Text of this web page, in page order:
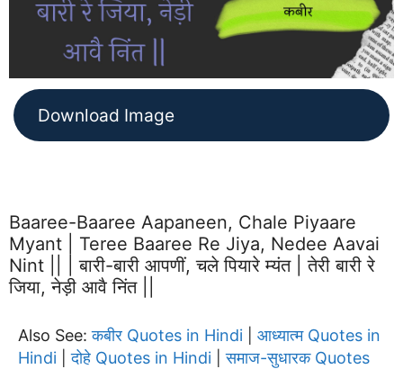
Download Image
Baaree-Baaree Aapaneen, Chale Piyaare
Myant | Teree Baaree Re Jiya, Nedee Aavai
Nint || | बारी-बारी आपणीं, चले पियारे म्यंत | तेरी बारी रे
जिया, नेड़ी आवै निंत ||
Also See:कबीर Quotes in Hindi
आध्यात्म Quotes in
Hindi |दोहे Quotes in Hindi |समाज-सुधारक Quotes